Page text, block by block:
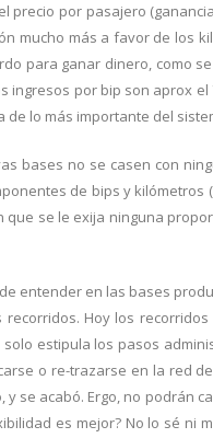
por pasajero
mucho más a favor de los
para ganar dinero, como
ingresos por bip son aprox
de lo más importante del
bases no se casen con
de bips y
que se le exija ninguna
entender en las bases
Hoy los
estipula los pasos
o re-trazarse en la red
se acabó. Ergo, no podrán
es mejor? No lo sé ni